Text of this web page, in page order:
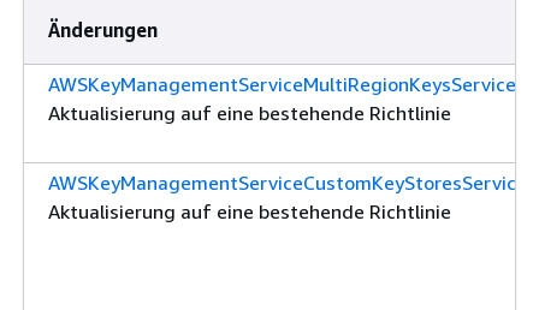
Änderungen
Aktualisierung auf eine bestehende Richtlinie
Aktualisierung auf eine bestehende Richtlinie